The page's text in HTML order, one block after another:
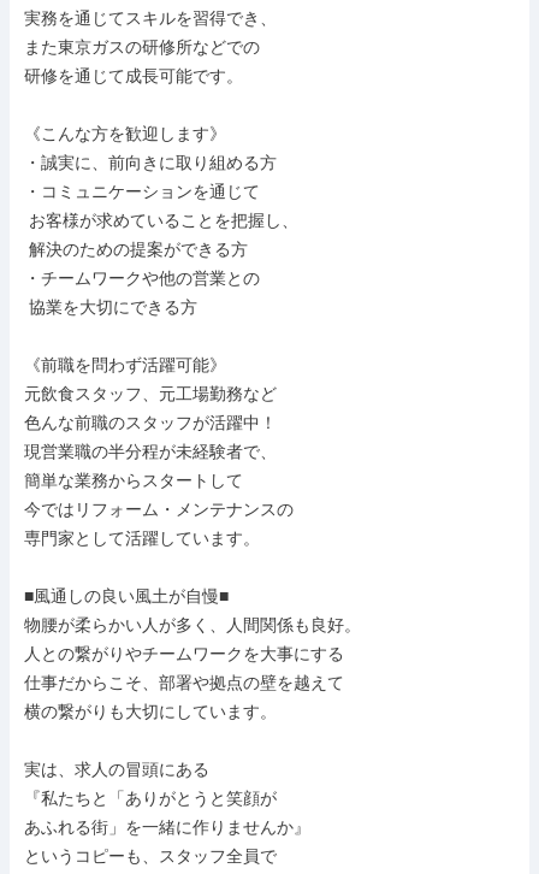
実務を通じてスキルを習得でき、
また東京ガスの研修所などでの
研修を通じて成長可能です。
《こんな方を歓迎します》
・誠実に、前向きに取り組める方
・コミュニケーションを通じて
・チームワークや他の営業との
《前職を問わず活躍可能》
元飲食スタッフ、元工場勤務など
色んな前職のスタッフが活躍中！
現営業職の半分程が未経験者で、
簡単な業務からスタートして
今ではリフォーム・メンテナンスの
専門家として活躍しています。
■風通しの良い風土が自慢■
物腰が柔らかい人が多く、人間関係も良好。
人との繋がりやチームワークを大事にする
仕事だからこそ、部署や拠点の壁を越えて
横の繋がりも大切にしています。
実は、求人の冒頭にある
『私たちと「ありがとうと笑顔が
あふれる街」を一緒に作りませんか』
というコピーも、スタッフ全員で